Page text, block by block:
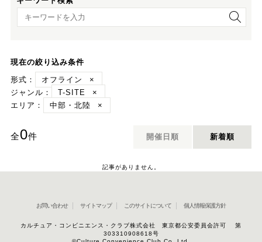
キーワード検索
現在の絞り込み条件
形式：
オフライン
×
ジャンル：
T-SITE
×
エリア：
中部・北陸 ×
全0件 開催日順 新着順
記事がありません。
お問い合わせ サイトマップ このサイトについて 個人情報保護方針
カルチュア・コンビニエンス・クラブ株式会社 東京都公安委員会許可 第
303310908618号